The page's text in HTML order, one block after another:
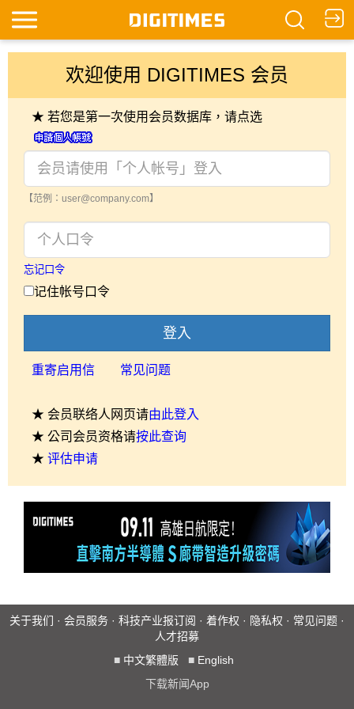
欢迎使用 DIGITIMES 会员
★ 若您是第一次使用会员数据库，请点选
【范例：user@company.com】
忘记口令
记住帐号口令
登入
重寄启用信 常见问题
★ 会员联络人网页请由此登入
★ 公司会员资格请按此查询
★ 评估申请
关于我们 · 会员服务 · 科技产业报订阅 · 着作权 · 隐私权 · 常见问题 ·
人才招募
■ 中文繁體版 ■ English
下载新闻App